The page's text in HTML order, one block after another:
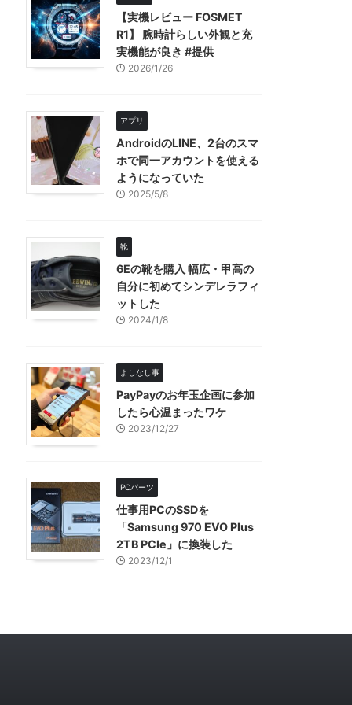
【実機レビュー FOSMET
R1】 腕時計らしい外観と充
実機能が良き #提供
2026/1/26
アプリ
AndroidのLINE、2台のスマ
ホで同一アカウントを使える
ようになっていた
2025/5/8
靴
6Eの靴を購入 幅広・甲高の
自分に初めてシンデレラフィ
ットした
2024/1/8
よしなし事
PayPayのお年玉企画に参加
したら心温まったワケ
2023/12/27
PCパーツ
仕事用PCのSSDを
「Samsung 970 EVO Plus
2TB PCIe」に換装した
2023/12/1